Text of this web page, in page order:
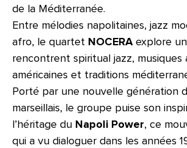
de la Méditerranée.
Entre mélodies napolitaines, jazz
afro, le quartet NOCERAexplore
rencontrent spiritual jazz, musiques
américaines et traditions
Porté par une nouvelle génération
marseillais, le groupe puise son
l’héritage du Napoli Power, ce
qui a vu dialoguer dans les années